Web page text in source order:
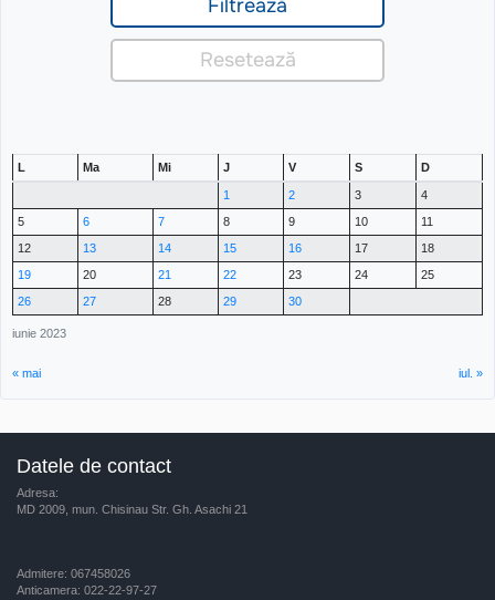
iunie 2023
L Ma Mi J V S D
1 2 3
4
5
6 7 8 9 10
11
12
13 14 15 16 17
18
19
20 21 22 23 24
25
26
27 28 29 30
« mai iul. »
Datele de contact
Adresa:
MD 2009, mun. Chisinau Str. Gh. Asachi 21
Admitere: 067458026
Anticamera: 022-22-97-27